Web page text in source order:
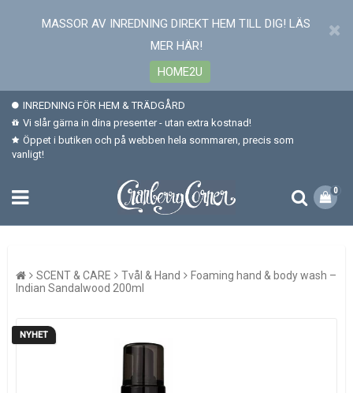
MASSOR AV INREDNING DIREKT HEM TILL DIG! LÄS
MER HÄR!
HOME2U
INREDNING FÖR HEM & TRÄDGÅRD
Vi slår gärna in dina presenter - utan extra kostnad!
Öppet i butiken och på webben hela sommaren, precis som
vanligt!
0
SCENT & CARE Tvål & Hand
Foaming hand & body wash –
Indian Sandalwood 200ml
NYHET